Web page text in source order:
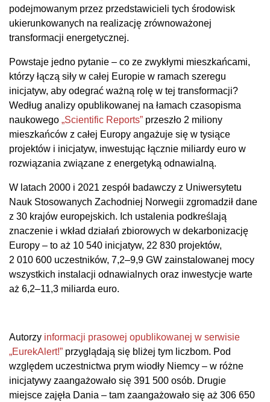
podejmowanym przez przedstawicieli tych środowisk
ukierunkowanych na realizację zrównoważonej
transformacji energetycznej.
Powstaje jedno pytanie – co ze zwykłymi mieszkańcami,
którzy łączą siły w całej Europie w ramach szeregu
inicjatyw, aby odegrać ważną rolę w tej transformacji?
Według analizy opublikowanej na łamach czasopisma
naukowego „Scientific Reports” przeszło 2 miliony
mieszkańców z całej Europy angażuje się w tysiące
projektów i inicjatyw, inwestując łącznie miliardy euro w
rozwiązania związane z energetyką odnawialną.
W latach 2000 i 2021 zespół badawczy z Uniwersytetu
Nauk Stosowanych Zachodniej Norwegii zgromadził dane
z 30 krajów europejskich. Ich ustalenia podkreślają
znaczenie i wkład działań zbiorowych w dekarbonizację
Europy – to aż 10 540 inicjatyw, 22 830 projektów,
2 010 600 uczestników, 7,2–9,9 GW zainstalowanej mocy
wszystkich instalacji odnawialnych oraz inwestycje warte
aż 6,2–11,3 miliarda euro.
Autorzy informacji prasowej opublikowanej w serwisie
„EurekAlert!” przyglądają się bliżej tym liczbom. Pod
względem uczestnictwa prym wiodły Niemcy – w różne
inicjatywy zaangażowało się 391 500 osób. Drugie
miejsce zajęła Dania – tam zaangażowało się aż 306 650